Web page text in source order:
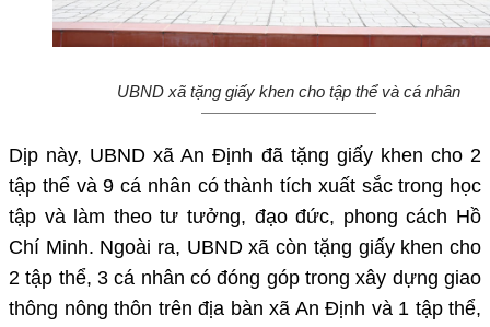
UBND xã tặng giấy khen cho tập thể và cá nhân
Dịp này, UBND xã An Định đã tặng giấy khen cho 2
tập thể và 9 cá nhân có thành tích xuất sắc trong học
tập và làm theo tư tưởng, đạo đức, phong cách Hồ
Chí Minh. Ngoài ra, UBND xã còn tặng giấy khen cho
2 tập thể, 3 cá nhân có đóng góp trong xây dựng giao
thông nông thôn trên địa bàn xã An Định và 1 tập thể,